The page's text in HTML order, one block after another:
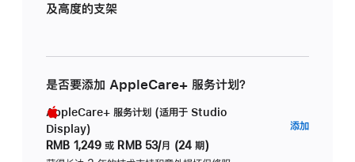
及高度的支架
是否要添加 AppleCare+ 服务计划？
AppleCare+ 服务计划 (适用于 Studio
Display)
RMB 1,249 或 RMB 53/月 (24 期)
添加